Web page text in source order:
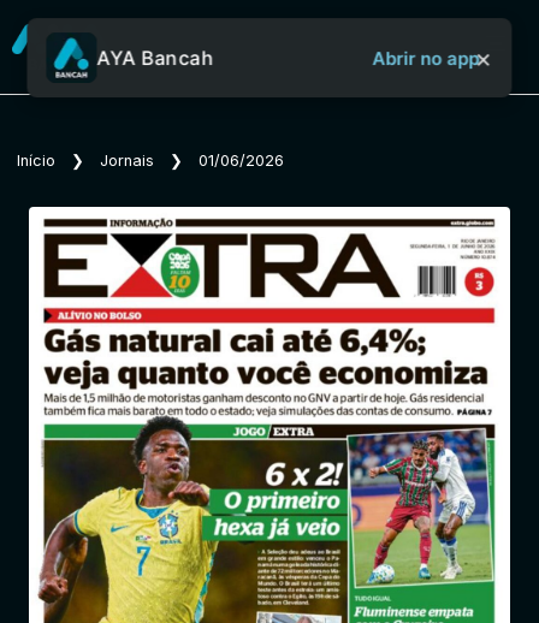
Sobre o Aya Bancah
Início
Revistas
Jornais
Notícias
Entrar
AYA Bancah Abrir no app×
Início ❯ Jornais ❯ 01/06/2026